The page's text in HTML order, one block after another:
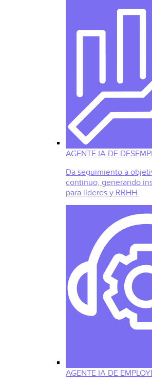
AGENTE IA DE
Da seguimiento a
continuo, generando
para líderes y RRHH.
AGENTE IA DE